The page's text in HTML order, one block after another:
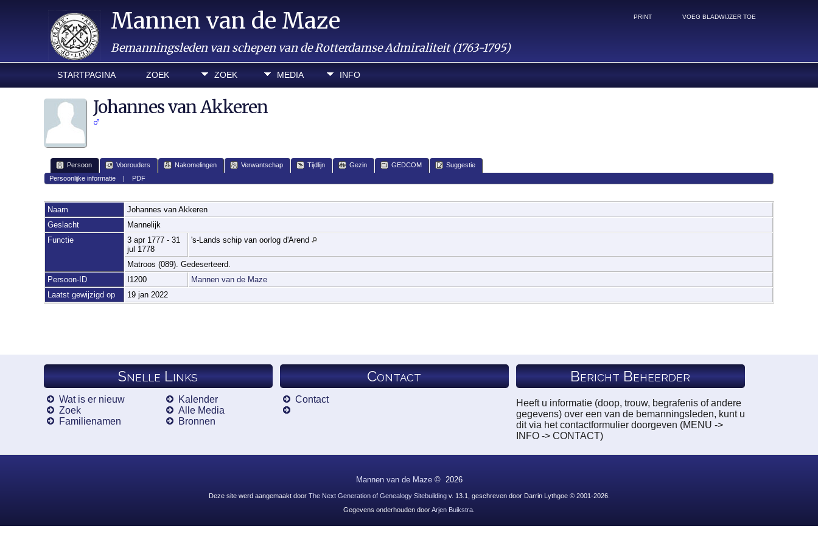
Mannen van de Maze
Bemanningsleden van schepen van de Rotterdamse Admiraliteit (1763-1795)
STARTPAGINA ZOEK ZOEK MEDIA INFO
PRINT VOEG BLADWIJZER TOE
Johannes van Akkeren
Persoon Voorouders Nakomelingen Verwantschap Tijdlijn Gezin GEDCOM
Suggestie
Persoonlijke informatie| PDF
Naam Johannes van Akkeren
Geslacht
Mannelijk
Functie
3 apr 1777 - 31
jul 1778
's-Lands schip van oorlog d'Arend
Matroos (089). Gedeserteerd.
Persoon-ID
I1200
Mannen van de Maze
Laatst gewijzigd op
19 jan 2022
Snelle Links
Wat is er nieuw
Zoek
Familienamen
Kalender
Alle Media
Bronnen
Contact
Contact
Bericht Beheerder
Heeft u informatie (doop, trouw, begrafenis of andere
gegevens) over een van de bemanningsleden, kunt u
dit via het contactformulier doorgeven (MENU ->
INFO -> CONTACT)
Mannen van de Maze© 2026
Deze site werd aangemaakt door The Next Generation of Genealogy Sitebuildingv. 13.1, geschreven door Darrin Lythgoe © 2001-2026.
Gegevens onderhouden doorArjen Buikstra